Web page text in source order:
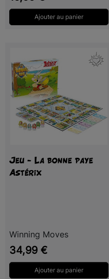
Ajouter au panier
Jeu - La bonne paye
Astérix
Winning Moves
Prix
34,99 €
Ajouter au panier